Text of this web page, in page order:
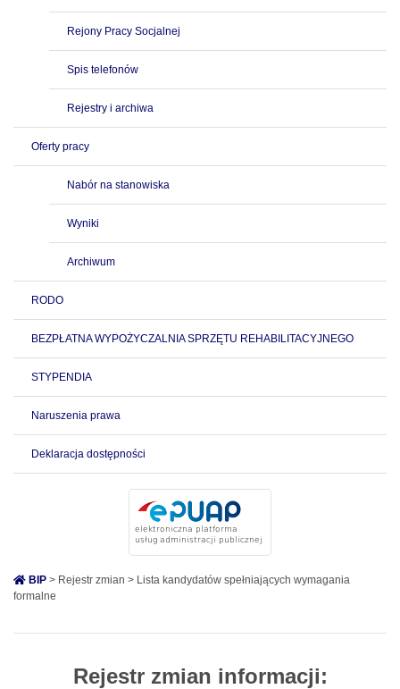
Rejony Pracy Socjalnej
Spis telefonów
Rejestry i archiwa
Oferty pracy
Nabór na stanowiska
Wyniki
Archiwum
RODO
BEZPŁATNA WYPOŻYCZALNIA SPRZĘTU REHABILITACYJNEGO
STYPENDIA
Naruszenia prawa
Deklaracja dostępności
BIP > Rejestr zmian > Lista kandydatów spełniających wymagania
formalne
Rejestr zmian informacji: